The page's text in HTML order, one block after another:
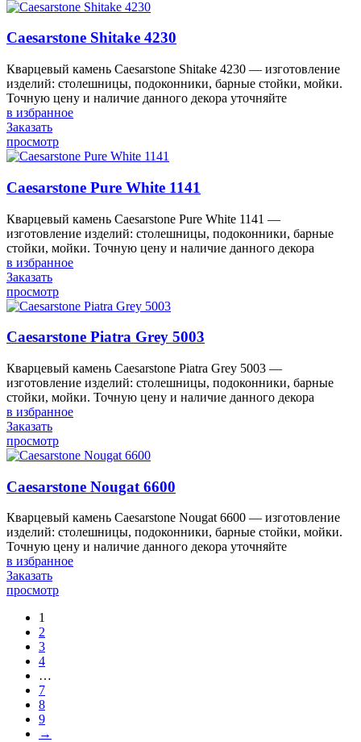
Caesarstone Shitake 4230
Кварцевый камень Caesarstone Shitake 4230 — изготовление
изделий: столешницы, подоконники, барные стойки, мойки.
Точную цену и наличие данного декора уточняйте
в избранное
Заказать
просмотр
Caesarstone Pure White 1141
Кварцевый камень Caesarstone Pure White 1141 —
изготовление изделий: столешницы, подоконники, барные
стойки, мойки. Точную цену и наличие данного декора
в избранное
Заказать
просмотр
Caesarstone Piatra Grey 5003
Кварцевый камень Caesarstone Piatra Grey 5003 —
изготовление изделий: столешницы, подоконники, барные
стойки, мойки. Точную цену и наличие данного декора
в избранное
Заказать
просмотр
Caesarstone Nougat 6600
Кварцевый камень Caesarstone Nougat 6600 — изготовление
изделий: столешницы, подоконники, барные стойки, мойки.
Точную цену и наличие данного декора уточняйте
в избранное
Заказать
просмотр
1
2
3
4
…
7
8
9
→